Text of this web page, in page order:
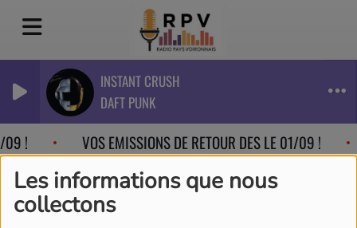
Les informations que nous
collectons
INSTANT CRUSH
DAFT PUNK
! VOS EMISSIONS DE RETOUR DES LE 01/09 !